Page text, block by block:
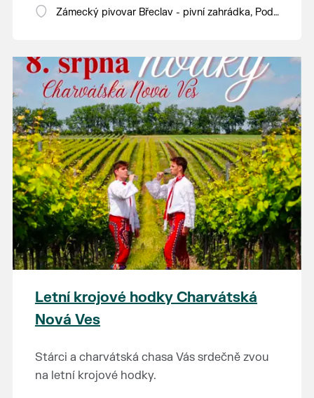
Zámecký pivovar Břeclav - pivní zahrádka, Pod
Letní krojové hodky Charvátská
Nová Ves
Stárci a charvátská chasa Vás srdečně zvou
na letní krojové hodky.